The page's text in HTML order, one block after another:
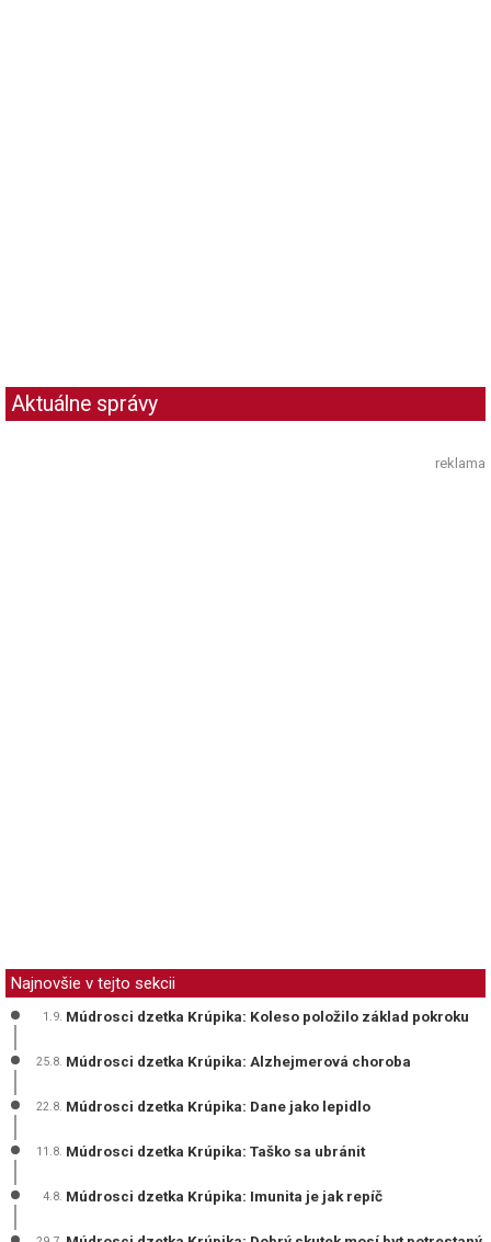
Aktuálne správy
reklama
Najnovšie v tejto sekcii
1.9. Múdrosci dzetka Krúpika: Koleso položilo základ pokroku
25.8. Múdrosci dzetka Krúpika: Alzhejmerová choroba
22.8. Múdrosci dzetka Krúpika: Dane jako lepidlo
11.8. Múdrosci dzetka Krúpika: Taško sa ubránit
4.8. Múdrosci dzetka Krúpika: Imunita je jak repíč